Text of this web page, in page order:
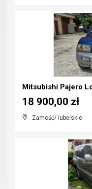
Zamość/ lubelskie
18 900,00 zł